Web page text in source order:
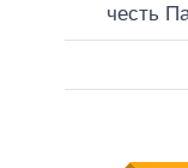
честь